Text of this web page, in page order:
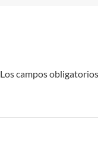
Los campos